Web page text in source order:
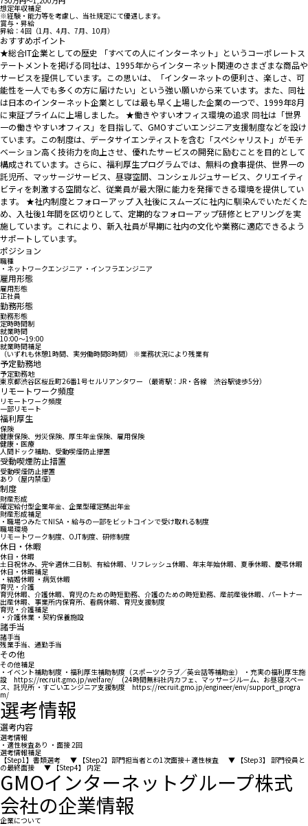
想定年収補足
※経験・能力等を考慮し、当社規定にて優遇します。
賞与・昇給
昇給：4回（1月、4月、7月、10月）
おすすめポイント
★総合IT企業としての歴史 「すべての人にインターネット」というコーポレートス
テートメントを掲げる同社は、1995年からインターネット関連のさまざまな商品や
サービスを提供しています。この思いは、「インターネットの便利さ、楽しさ、可
能性を一人でも多くの方に届けたい」という強い願いから来ています。また、同社
は日本のインターネット企業としては最も早く上場した企業の一つで、1999年8月
に東証プライムに上場しました。 ★働きやすいオフィス環境の追求 同社は「世界
一の働きやすいオフィス」を目指して、GMOすごいエンジニア支援制度などを設け
ています。この制度は、データサイエンティストを含む「スペシャリスト」がモチ
ベーション高く技術力を向上させ、優れたサービスの開発に励むことを目的として
構成されています。さらに、福利厚生プログラムでは、無料の食事提供、世界一の
託児所、マッサージサービス、昼寝空間、コンシェルジュサービス、クリエイティ
ビティを刺激する空間など、従業員が最大限に能力を発揮できる環境を提供してい
ます。 ★社内制度とフォローアップ 入社後にスムーズに社内に馴染んでいただくた
め、入社後1年間を区切りとして、定期的なフォローアップ研修とヒアリングを実
施しています。これにより、新入社員が早期に社内の文化や業務に適応できるよう
サポートしています。
ポジション
職種
・ネットワークエンジニア ・インフラエンジニア
雇用形態
雇用形態
正社員
勤務形態
勤務形態
定時時間制
就業時間
10:00〜19:00
就業時間補足
（いずれも休憩1時間、実労働時間8時間） ※業務状況により残業有
予定勤務地
予定勤務地
東京都渋谷区桜丘町26番1号セルリアンタワー （最寄駅：JR・各線 渋谷駅徒歩5分）
リモートワーク頻度
リモートワーク頻度
一部リモート
福利厚生
保険
健康保険、労災保険、厚生年金保険、雇用保険
健康・医療
人間ドック補助、受動喫煙防止措置
受動喫煙防止措置
受動喫煙防止措置
あり（屋内禁煙）
制度
財産形成
確定給付型企業年金、企業型確定拠出年金
財産形成補足
・職場つみたてNISA ・給与の一部をビットコインで受け取れる制度
職場環境
リモートワーク制度、OJT制度、研修制度
休日・休暇
休日・休暇
土日祝休み、完全週休二日制、有給休暇、リフレッシュ休暇、年末年始休暇、夏季休暇、慶弔休暇
休日・休暇補足
・結婚休暇 ・病気休暇
育児・介護
育児休暇、介護休暇、育児のための時短勤務、介護のための時短勤務、産前産後休暇、パートナー
出産休暇、事業所内保育所、看病休暇、育児支援制度
育児・介護補足
・介護休業 ・契約保養施設
諸手当
諸手当
残業手当、通勤手当
その他
その他補足
・イベント補助制度 ・福利厚生補助制度（スポーツクラブ／英会話等補助金） ・充実の福利厚生施
設 https://recruit.gmo.jp/welfare/ (24時間無料社内カフェ、マッサージルーム、お昼寝スペー
ス、託児所 ・すごいエンジニア支援制度 https://recruit.gmo.jp/engineer/env/support_progra
m/
選考情報
選考内容
選考情報
・適性検査あり ・面接 2回
選考情報補足
【Step1】書類選考 ▼ 【Step2】部門担当者との1次面接＋適性検査 ▼ 【Step3】 部門役員と
の最終面接 ▼ 【Step4】 内定
GMOインターネットグループ株式
会社の企業情報
企業について